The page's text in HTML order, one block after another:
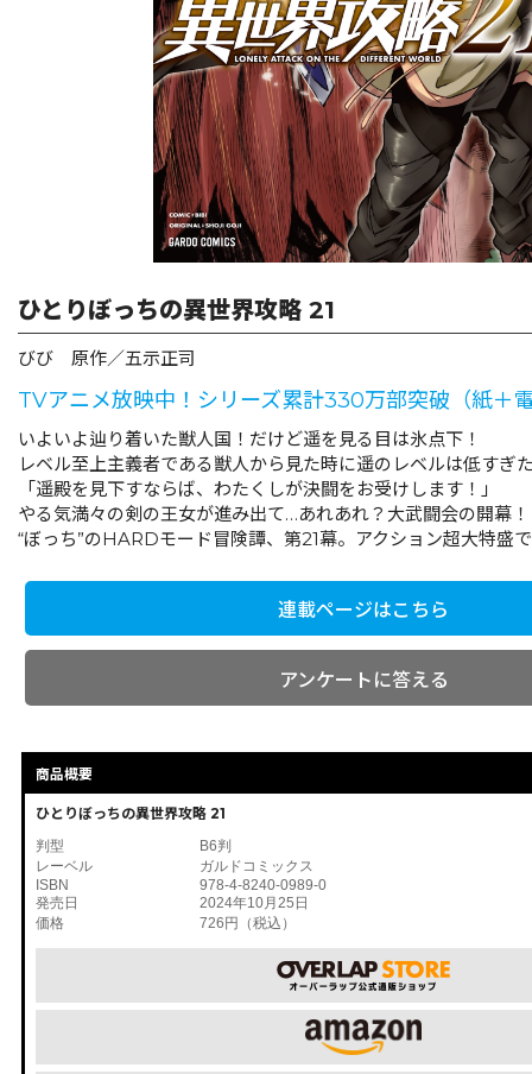
ひとりぼっちの異世界攻略 21
びび 原作／五示正司
TVアニメ放映中！シリーズ累計330万部突破（紙＋
いよいよ辿り着いた獣人国！だけど遥を見る目は氷点下！
レベル至上主義者である獣人から見た時に遥のレベルは低すぎ
「遥殿を見下すならば、わたくしが決闘をお受けします！」
やる気満々の剣の王女が進み出て…あれあれ？大武闘会の開幕
“ぼっち”のHARDモード冒険譚、第21幕。アクション超大特盛
連載ページはこちら
アンケートに答える
商品概要
ひとりぼっちの異世界攻略 21
判型
B6判
レーベル
ガルドコミックス
ISBN
978-4-8240-0989-0
発売日
2024年10月25日
価格
726円（税込）